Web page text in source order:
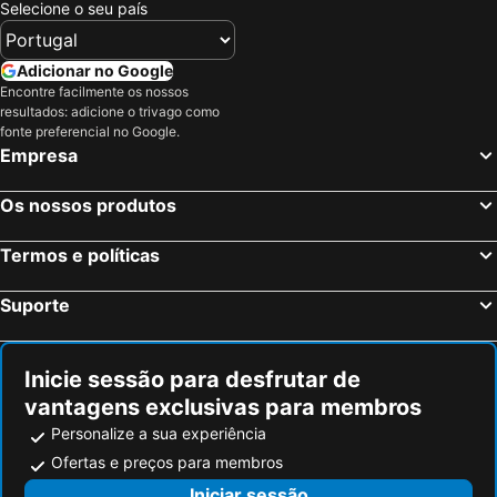
Yria Island Boutique Hotel & Spa
Hotel Iris
Alkyon Hotel
Play Paros
Rubini Rooms
Ragousis Apartments
Maria's Residence
Matsas Windmill
Galanos Studios
Hotel Fisilanis
Kastraki, beach hotels
Ambelas, beach hotels
Mikri Vigla, beach hotels
Platis Gialos, beach hotels
Santa Maria, beach hotels
Antiparos, beach hotels
Selecione o seu país
Adicionar no Google
Encontre facilmente os nossos
resultados: adicione o trivago como
fonte preferencial no Google.
Empresa
Os nossos produtos
Termos e políticas
Suporte
Inicie sessão para desfrutar de
vantagens exclusivas para membros
Personalize a sua experiência
Ofertas e preços para membros